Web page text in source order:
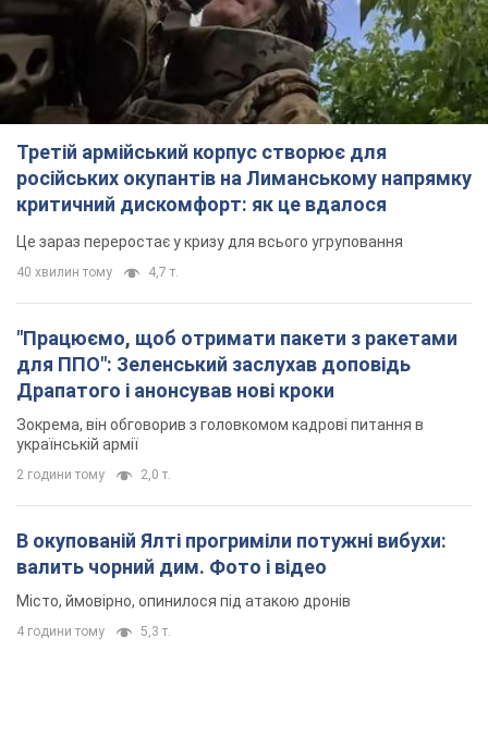
Третій армійський корпус створює для
російських окупантів на Лиманському напрямку
критичний дискомфорт: як це вдалося
Це зараз переростає у кризу для всього угруповання
40 хвилин тому 4,7 т.
"Працюємо, щоб отримати пакети з ракетами
для ППО": Зеленський заслухав доповідь
Драпатого і анонсував нові кроки
Зокрема, він обговорив з головкомом кадрові питання в
українській армії
2 години тому 2,0 т.
В окупованій Ялті прогриміли потужні вибухи:
валить чорний дим. Фото і відео
Місто, ймовірно, опинилося під атакою дронів
4 години тому 5,3 т.